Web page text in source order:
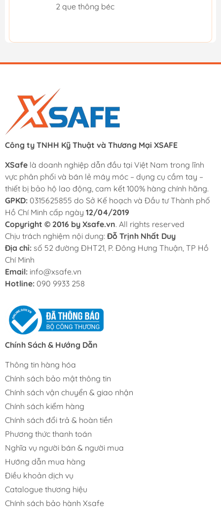
2 que thông béc
Công ty TNHH Kỹ Thuật và Thương Mại XSAFE
XSafe là doanh nghiệp dẫn đầu tại Việt Nam trong lĩnh
vực phân phối và bán lẻ máy móc – dụng cụ cầm tay –
thiết bị bảo hộ lao động, cam kết 100% hàng chính hãng.
GPKD: 0315625855 do Sở Kế hoạch và Đầu tư Thành phố
Hồ Chí Minh cấp ngày 12/04/2019
Copyright © 2016 by Xsafe.vn. All rights reserved
Chịu trách nghiệm nội dung: Đỗ Trịnh Nhất Duy
Địa chỉ: số 52 đường ĐHT21, P. Đông Hưng Thuận, TP Hồ
Chí Minh
Email: info@xsafe.vn
Hotline: 090 9933 258
Chính Sách & Hướng Dẫn
Thông tin hàng hóa
Chính sách bảo mật thông tin
Chính sách vận chuyển & giao nhận
Chính sách kiểm hàng
Chính sách đổi trả & hoàn tiền
Phương thức thanh toán
Nghĩa vụ người bán & người mua
Hướng dẫn mua hàng
Điều khoản dịch vụ
Catalogue thương hiệu
Chính sách bảo hành Xsafe